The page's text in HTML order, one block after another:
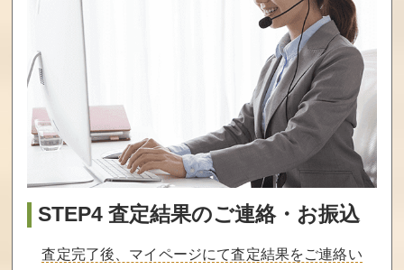
STEP4 査定結果のご連絡・お振込
査定完了後、マイページにて査定結果をご連絡い